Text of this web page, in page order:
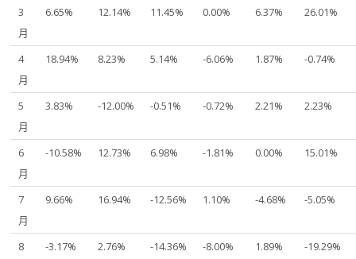
3
月
6.65% 12.14% 11.45% 0.00% 6.37% 26.01%
4
月
18.94% 8.23% 5.14% -6.06% 1.87% -0.74%
5
月
3.83% -12.00% -0.51% -0.72% 2.21% 2.23%
6
月
-10.58% 12.73% 6.98% -1.81% 0.00% 15.01%
7
月
9.66% 16.94% -12.56% 1.10% -4.68% -5.05%
8
-3.17% 2.76% -14.36% -8.00% 1.89% -19.29%